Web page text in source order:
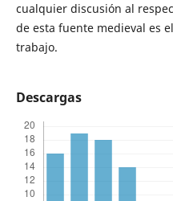
cualquier discusión al
de esta fuente medieval es
trabajo.
Descargas